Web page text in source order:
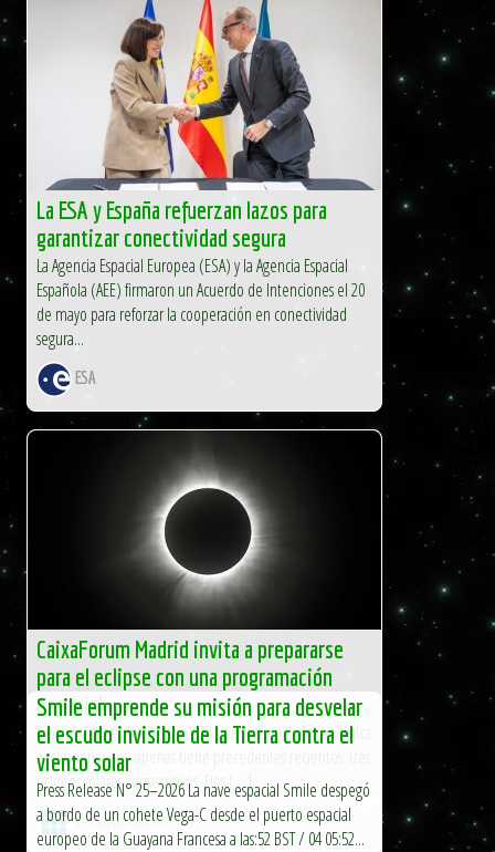
La ESA y España refuerzan lazos para
garantizar conectividad segura
La Agencia Espacial Europea (ESA) y la Agencia Espacial
Española (AEE) firmaron un Acuerdo de Intenciones el 20
de mayo para reforzar la cooperación en conectividad
segura...
ESA
CaixaForum Madrid invita a prepararse
para el eclipse con una programación
especial
España vivirá entre 2026 y 2028 una secuencia astronómica
excepcional que apenas tiene precedentes recientes: tres
eclipses solares consecutivos. Dos […]
El Independiente
Smile emprende su misión para desvelar
el escudo invisible de la Tierra contra el
viento solar
Press Release N° 25–2026 La nave espacial Smile despegó
a bordo de un cohete Vega-C desde el puerto espacial
europeo de la Guayana Francesa a las:52 BST / 04 05:52...